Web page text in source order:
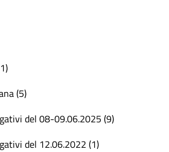
(5)
del 08-09.06.2025 (9)
del 12.06.2022 (1)